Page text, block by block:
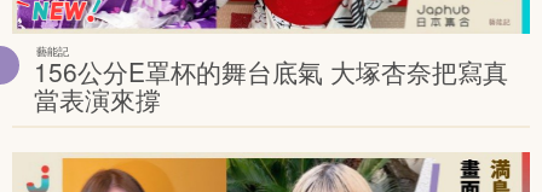
藝能記
156公分E罩杯的舞台底氣 大塚杏奈把寫真
當表演來撐